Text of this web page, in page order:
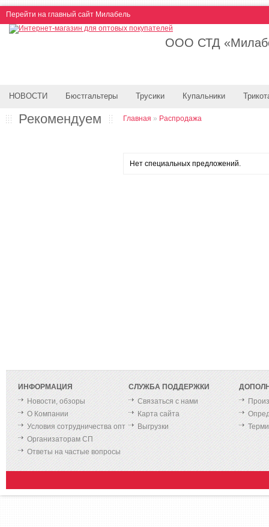
Перейти на главный сайт Милабель
ООО СТД
НОВОСТИ Бюстгальтеры Трусики Купальники
Рекомендуем Главная » Распродажа
Нет специальных предложений.
ИНФОРМАЦИЯ
Новости, обзоры
О Компании
Условия сотрудничества опт
Организаторам СП
Ответы на частые вопросы
СЛУЖБА ПОДДЕРЖКИ
Связаться с нами
Карта сайта
Выгрузки